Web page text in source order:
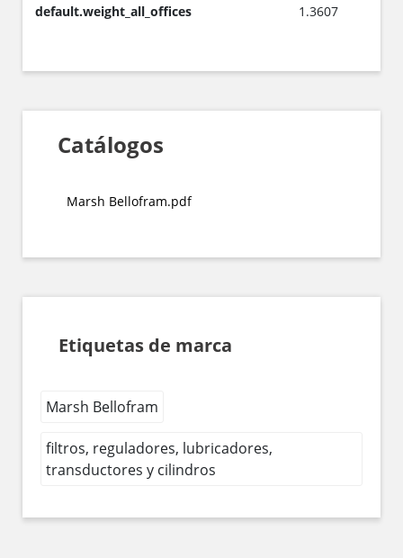
default.weight_all_offices 1.3607
Catálogos
Marsh Bellofram.pdf
Etiquetas de marca
Marsh Bellofram
filtros, reguladores, lubricadores,
transductores y cilindros